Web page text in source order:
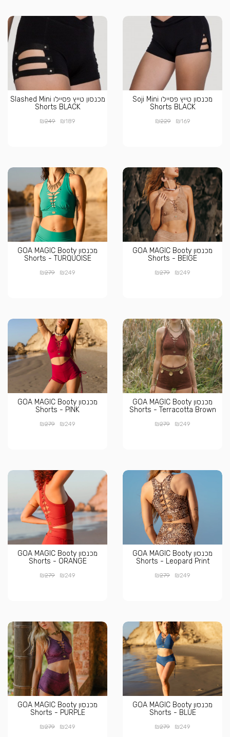
מכנסון טייץ פסיילו Soji Mini
Shorts BLACK
₪169
₪229
מכנסון טייץ פסיילו Slashed Mini
Shorts BLACK
₪189
₪249
מכנסון GOA MAGIC Booty
Shorts - BEIGE
₪249
₪279
מכנסון GOA MAGIC Booty
Shorts - TURQUOISE
₪249
₪279
מכנסון GOA MAGIC Booty
Shorts - Terracotta Brown
₪249
₪279
מכנסון GOA MAGIC Booty
Shorts - PINK
₪249
₪279
מכנסון GOA MAGIC Booty
Shorts - Leopard Print
₪249
₪279
מכנסון GOA MAGIC Booty
Shorts - ORANGE
₪249
₪279
מכנסון GOA MAGIC Booty
Shorts - BLUE
₪249
₪279
מכנסון GOA MAGIC Booty
Shorts - PURPLE
₪249
₪279